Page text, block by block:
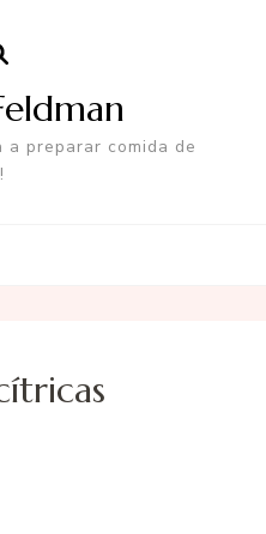
a preparar comida de